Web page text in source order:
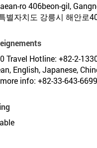
ro 406beon-gil,
별자치도 강릉시 해안로
Travel Hotline: +82-2-
English, Japanese,
more info: +82-33-643-6699